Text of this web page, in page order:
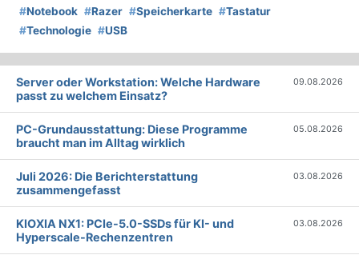
#Notebook #Razer #Speicherkarte #Tastatur
#Technologie #USB
Server oder Workstation: Welche Hardware
passt zu welchem Einsatz?
09.08.2026
PC-Grundausstattung: Diese Programme
braucht man im Alltag wirklich
05.08.2026
Juli 2026: Die Bericht­erstattung
zusammengefasst
03.08.2026
KIOXIA NX1: PCIe-5.0-SSDs für KI- und
Hyperscale-Rechenzentren
03.08.2026